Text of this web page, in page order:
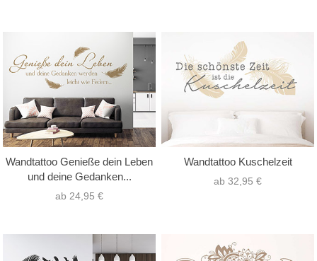
Wandtattoo Genieße dein Leben
und deine Gedanken...
ab 24,95 €
Wandtattoo Kuschelzeit
ab 32,95 €